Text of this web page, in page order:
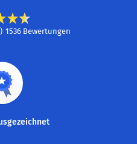
) 1536 Bewertungen